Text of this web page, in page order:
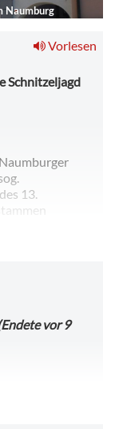
Naumburg
Vorlesen
Schnitzeljagd
13.
ein vierter
Damit ist
einer
intellektuelles
UND
vor 9